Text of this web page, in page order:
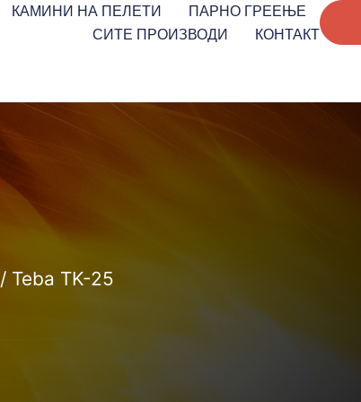
КАМИНИ НА ПЕЛЕТИ
ПАРНО ГРЕЕЊЕ
СИТЕ ПРОИЗВОДИ
КОНТАКТ
/ Teba TK-25